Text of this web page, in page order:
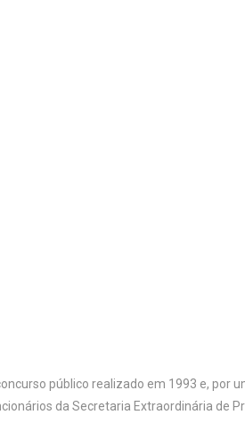
público realizado em 1993 e, por
da Secretaria Extraordinária de